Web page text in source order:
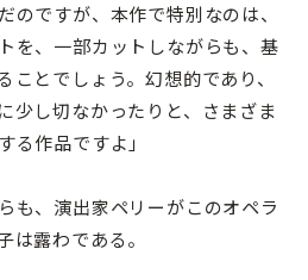
のですが、本作で特別なのは、
を、一部カットしながらも、基
とでしょう。幻想的であり、
少し切なかったりと、さまざま
る作品ですよ」
も、演出家ペリーがこのオペラ
は露わである。